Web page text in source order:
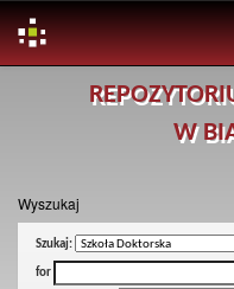
W
Wyszukaj
Szukaj:
for